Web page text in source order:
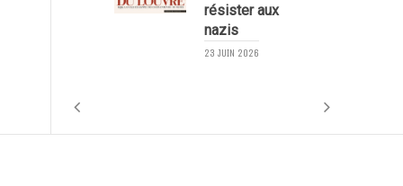
résister aux
nazis
23 JUIN 2026